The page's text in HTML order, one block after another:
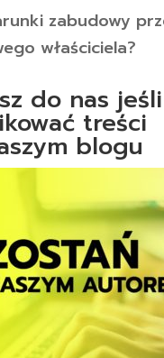
zabudowy
właściciela?
do nas
treści
blogu